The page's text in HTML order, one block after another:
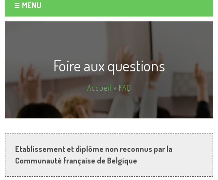
MENU
Foire aux questions
Accueil » FAQ
Etablissement et diplôme non reconnus par la
Communauté française de Belgique